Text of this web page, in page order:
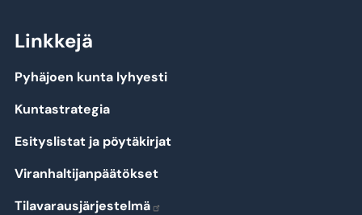
Linkkejä
Pyhäjoen kunta lyhyesti
Kuntastrategia
Esityslistat ja pöytäkirjat
Viranhaltijanpäätökset
Tilavarausjärjestelmä